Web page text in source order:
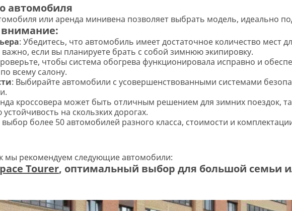
автомобиля
или аренда минивена позволяет выбрать модель, идеально
внимание:
: Убедитесь, что автомобиль имеет достаточное количество мест
если вы планируете брать с собой зимнюю экипировку.
чтобы система обогрева функционировала исправно и
всему салону.
: Выбирайте автомобили с усовершенствованными системами
кроссовера может быть отличным решением для зимних поездок,
на скользких дорогах.
выбор более 50 автомобилей разного класса, стоимости и
мы рекомендуем следующие автомобили:
Tourer, оптимальный выбор для большой семьи